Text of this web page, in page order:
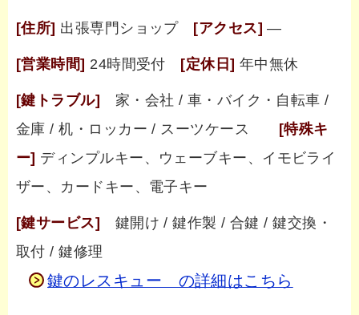
[住所] 出張専門ショップ [アクセス] ―
[営業時間] 24時間受付 [定休日] 年中無休
[鍵トラブル]
家・会社 / 車・バイク・自転車 /
金庫 / 机・ロッカー / スーツケース
[特殊キ
ー] ディンプルキー、ウェーブキー、イモビライ
ザー、カードキー、電子キー
[鍵サービス]
鍵開け / 鍵作製 / 合鍵 / 鍵交換・
取付 / 鍵修理
鍵のレスキュー の詳細はこちら